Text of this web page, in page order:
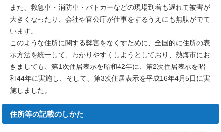
また、救急車・消防車・パトカーなどの現場到着も遅れて被害が
大きくなったり、会社や官公庁が仕事をするうえにも無駄がでて
います。
このような住所に関する弊害をなくすために、全国的に住所の表
示方法を統一して、わかりやすくしようとしており、熱海市にお
きましても、第1次住居表示を昭和42年に、第2次住居表示を昭
和44年に実施し、そして、第3次住居表示を平成16年4月5日に実
施しました。
住所等の記載のしかた